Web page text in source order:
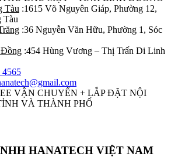
Tàu :1615 Võ Nguyên Giáp, Phường 12,
Tàu
:36 Nguyễn Văn Hữu, Phường 1, Sóc
:454 Hùng Vương – Thị Trấn Di Linh
4565
VẬN CHUYỂN + LẮP ĐẶT NỘI
VÀ THÀNH PHỐ
HANATECH VIỆT NAM